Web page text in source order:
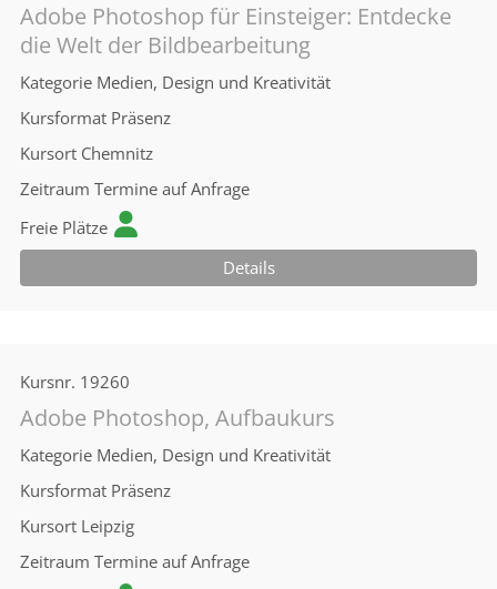
Adobe Photoshop für Einsteiger: Entdecke
die Welt der Bildbearbeitung
Kategorie Medien, Design und Kreativität
Kursformat Präsenz
Kursort Chemnitz
Zeitraum Termine auf Anfrage
Freie Plätze
Details
Kursnr. 19260
Adobe Photoshop, Aufbaukurs
Kategorie Medien, Design und Kreativität
Kursformat Präsenz
Kursort Leipzig
Zeitraum Termine auf Anfrage